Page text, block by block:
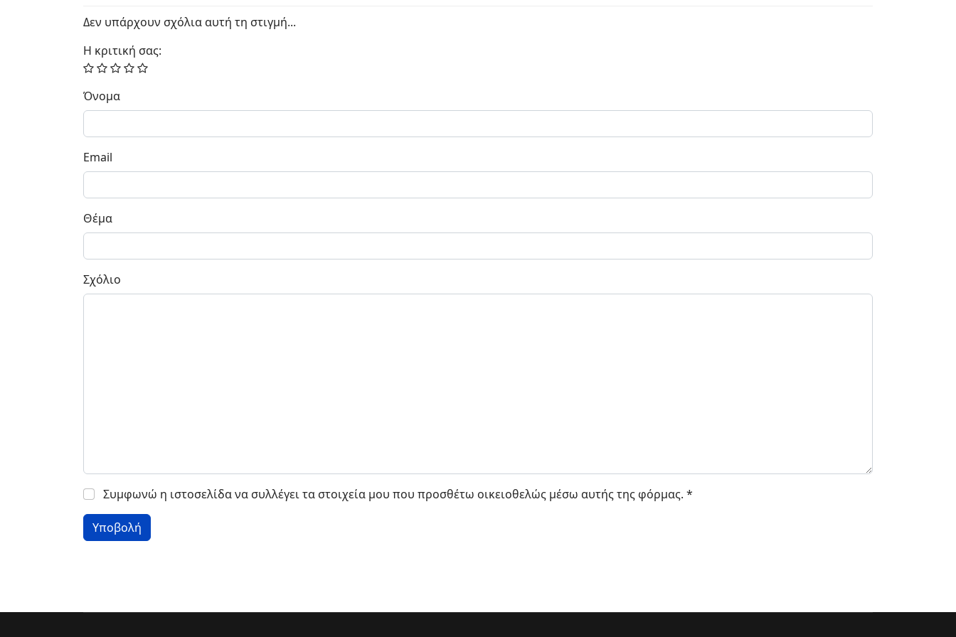
Δεν υπάρχουν σχόλια αυτή τη στιγμή...
Η κριτική σας:
Όνομα
Email
Θέμα
Σχόλιο
Συμφωνώ η ιστοσελίδα να συλλέγει τα στοιχεία μου που προσθέτω οικειοθελώς μέσω αυτής της φόρμας. *
Υποβολή